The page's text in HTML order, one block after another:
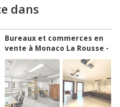
dans
Bureaux et commerces en
vente à Monaco La Rousse -
Saint Roman